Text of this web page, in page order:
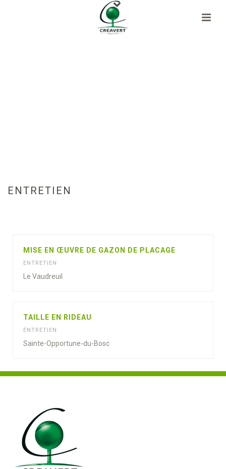
ENTRETIEN
MISE EN ŒUVRE DE GAZON DE PLACAGE
ENTRETIEN
Le Vaudreuil
TAILLE EN RIDEAU
ENTRETIEN
Sainte-Opportune-du-Bosc